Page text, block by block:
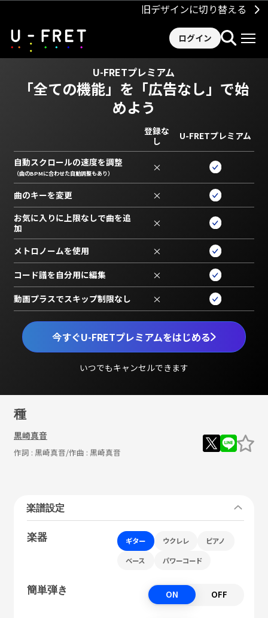
旧デザインに切り替える
ログイン
U-FRETプレミアム
「全ての機能」を 「広告なし」で始
めよう
今すぐU-FRETプレミアムをはじめる
いつでもキャンセルできます
登録な
し
U-FRETプレミアム
自動スクロールの速度を調整
（曲のBPMに合わせた自動調整もあり） ×
曲のキーを変更 ×
お気に入りに上限なしで曲を追
加
×
メトロノームを使用 ×
コード譜を自分用に編集 ×
動画プラスでスキップ制限なし ×
種
黒崎真音
作詞 : 黒崎真音/作曲 : 黒崎真音
楽譜設定
楽器 ギター ウクレレ ピアノ
ベース パワーコード
簡単弾き ON OFF